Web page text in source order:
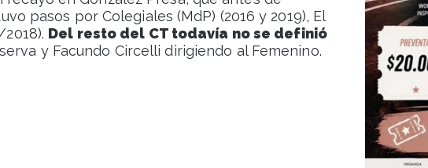
pasos por Colegiales (MdP) (2016 y 2019), El
Del resto del CT todavía no se definió
y Facundo Circelli dirigiendo al Femenino.